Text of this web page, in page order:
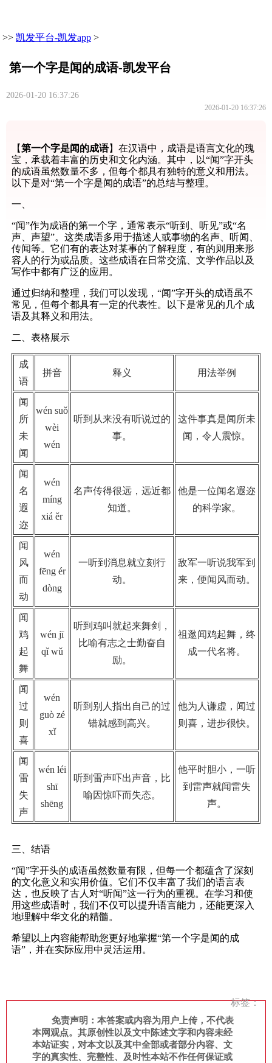
>> 凯发平台-凯发app >
第一个字是闻的成语-凯发平台
2026-01-20 16:37:26
2026-01-20 16:37:26
【第一个字是闻的成语】在汉语中，成语是语言文化的瑰
宝，承载着丰富的历史和文化内涵。其中，以“闻”字开头
的成语虽然数量不多，但每个都具有独特的意义和用法。
以下是对“第一个字是闻的成语”的总结与整理。
一、
“闻”作为成语的第一个字，通常表示“听到、听见”或“名
声、声望”。这类成语多用于描述人或事物的名声、听闻、
传闻等。它们有的表达对某事的了解程度，有的则用来形
容人的行为或品质。这些成语在日常交流、文学作品以及
写作中都有广泛的应用。
通过归纳和整理，我们可以发现，“闻”字开头的成语虽不
常见，但每个都具有一定的代表性。以下是常见的几个成
语及其释义和用法。
二、表格展示
成
语
拼音 释义 用法举例
闻
所
未
闻
wén suǒ
wèi
wén
听到从来没有听说过的
事。
这件事真是闻所未
闻，令人震惊。
闻
名
遐
迩
wén
míng
xiá ěr
名声传得很远，远近都
知道。
他是一位闻名遐迩
的科学家。
闻
风
而
动
wén
fēng ér
dòng
一听到消息就立刻行
动。
敌军一听说我军到
来，便闻风而动。
闻
鸡
起
舞
wén jī
qǐ wǔ
听到鸡叫就起来舞剑，
比喻有志之士勤奋自
励。
祖逖闻鸡起舞，终
成一代名将。
闻
过
则
喜
wén
guò zé
xǐ
听到别人指出自己的过
错就感到高兴。
他为人谦虚，闻过
则喜，进步很快。
闻
雷
失
声
wén léi
shī
shēng
听到雷声吓出声音，比
喻因惊吓而失态。
他平时胆小，一听
到雷声就闻雷失
声。
三、结语
“闻”字开头的成语虽然数量有限，但每一个都蕴含了深刻
的文化意义和实用价值。它们不仅丰富了我们的语言表
达，也反映了古人对“听闻”这一行为的重视。在学习和使
用这些成语时，我们不仅可以提升语言能力，还能更深入
地理解中华文化的精髓。
希望以上内容能帮助您更好地掌握“第一个字是闻的成
语”，并在实际应用中灵活运用。
标签：
免责声明：本答案或内容为用户上传，不代表
本网观点。其原创性以及文中陈述文字和内容未经
本站证实，对本文以及其中全部或者部分内容、文
字的真实性、完整性、及时性本站不作任何保证或